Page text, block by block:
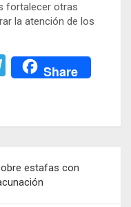
fortalecer otras
la atención de los
T
gr
m
Share
estafas con